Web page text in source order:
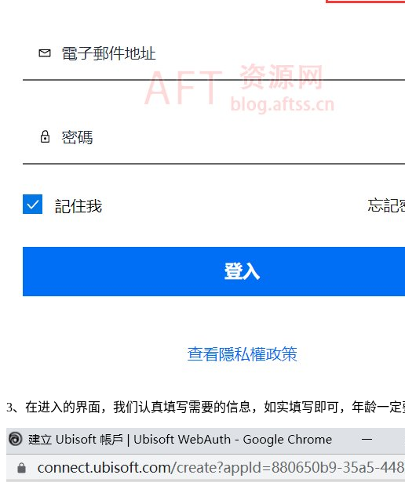
3、在进入的界面，我们认真填写需要的信息，如实填写即可，年龄一